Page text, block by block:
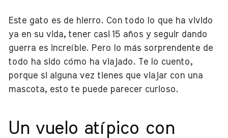
Este gato es de hierro. Con todo lo que ha vivido
ya en su vida, tener casi 15 años y seguir dando
guerra es increíble. Pero lo más sorprendente de
todo ha sido cómo ha viajado. Te lo cuento,
porque si alguna vez tienes que viajar con una
mascota, esto te puede parecer curioso.
Un vuelo atípico con